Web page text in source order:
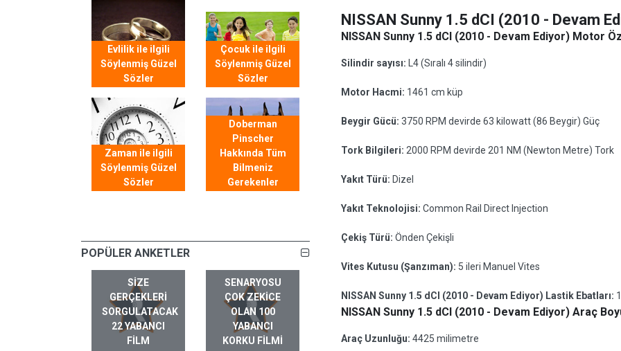
Evlilik ile ilgili
Söylenmiş Güzel
Sözler
Çocuk ile ilgili
Söylenmiş Güzel
Sözler
Zaman ile ilgili
Söylenmiş Güzel
Sözler
Doberman
Pinscher
Hakkında Tüm
Bilmeniz
Gerekenler
POPÜLER ANKETLER
SIZE
GERÇEKLERI
SORGULATACAK
22 YABANCI
FILM
SENARYOSU
ÇOK ZEKICE
OLAN 100
YABANCI
KORKU FILMI
NISSAN Sunny 1.5 dCI (2010 - Devam
NISSAN Sunny 1.5 dCI (2010 - Devam Ediyor) Motor
Silindir sayısı: L4 (Sıralı 4 silindir)
Motor Hacmi: 1461 cm küp
Beygir Gücü: 3750 RPM devirde 63 kilowatt (86 Beygir) Güç
Tork Bilgileri: 2000 RPM devirde 201 NM (Newton Metre) Tork
Yakıt Türü: Dizel
Yakıt Teknolojisi: Common Rail Direct Injection
Çekiş Türü: Önden Çekişli
Vites Kutusu (Şanzıman): 5 ileri Manuel Vites
NISSAN Sunny 1.5 dCI (2010 - Devam Ediyor) Lastik Ebatları:
NISSAN Sunny 1.5 dCI (2010 - Devam Ediyor) Araç
Araç Uzunluğu: 4425 milimetre